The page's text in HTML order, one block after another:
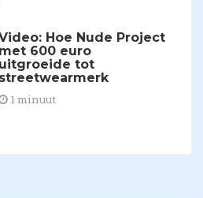
Hoe Nude Project
met 600 euro
uitgroeide tot
streetwearmerk
1 minuut